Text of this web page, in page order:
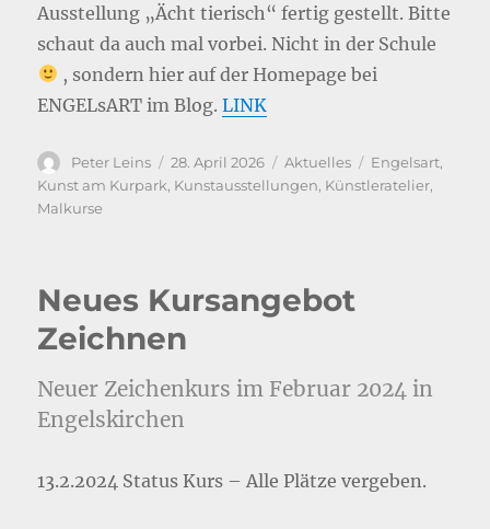
Ausstellung „Ächt tierisch“ fertig gestellt. Bitte
schaut da auch mal vorbei. Nicht in der Schule
, sondern hier auf der Homepage bei
ENGELsART im Blog.LINK
Autor
Peter Leins
Veröffentlicht
am
28. April 2026 Kategorien
Aktuelles Schlagwörter
Engelsart,
Kunst am Kurpark, Kunstausstellungen, Künstleratelier,
Malkurse
Neues Kursangebot
Zeichnen
Neuer Zeichenkurs im Februar 2024 in
Engelskirchen
13.2.2024 Status Kurs – Alle Plätze vergeben.